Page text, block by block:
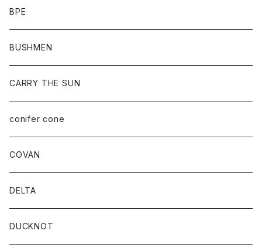
BPE
BUSHMEN
CARRY THE SUN
conifer cone
COVAN
DELTA
DUCKNOT